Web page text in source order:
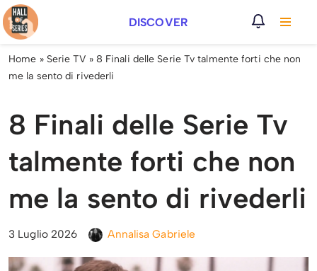
Vai
al
contenuto
DISCOVER
Home » Serie TV » 8 Finali delle Serie Tv talmente forti che non
me la sento di rivederli
8 Finali delle Serie Tv
talmente forti che non
me la sento di rivederli
3 Luglio 2026 Annalisa Gabriele